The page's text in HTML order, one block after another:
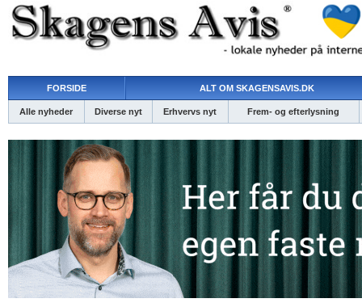
FORSIDE ALT OM SKAGENSAVIS.DK
Alle nyheder Diverse nyt Erhvervs nyt Frem- og efterlysning